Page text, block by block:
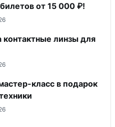
от 15 000 ₽!
контактные линзы для
класс в подарок